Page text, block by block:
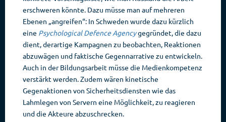
erschweren könnte. Dazu müsse man auf mehreren
Ebenen „angreifen“: In Schweden wurde dazu kürzlich
eine Psychological Defence Agencygegründet, die dazu
dient, derartige Kampagnen zu beobachten, Reaktionen
abzuwägen und faktische Gegennarrative zu entwickeln.
Auch in der Bildungsarbeit müsse die Medienkompetenz
verstärkt werden. Zudem wären kinetische
Gegenaktionen von Sicherheitsdiensten wie das
Lahmlegen von Servern eine Möglichkeit, zu reagieren
und die Akteure abzuschrecken.